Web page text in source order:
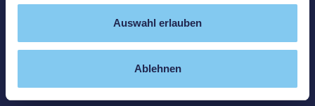
Auswahl erlauben
Ablehnen